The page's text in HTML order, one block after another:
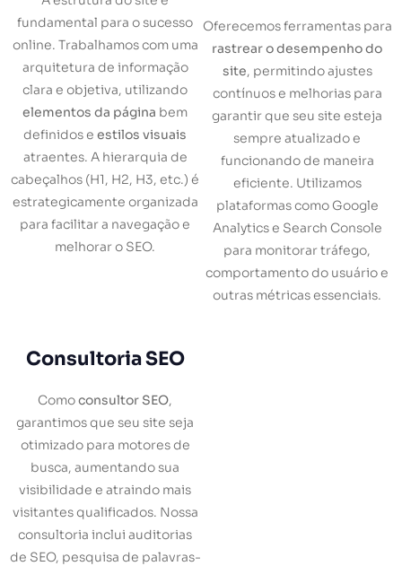
fundamental para o sucesso
online. Trabalhamos com uma
arquitetura de informação
clara e objetiva, utilizando
elementos da página bem
definidos e estilos visuais
atraentes. A hierarquia de
cabeçalhos (H1, H2, H3, etc.) é
estrategicamente organizada
para facilitar a navegação e
melhorar o SEO.
Oferecemos ferramentas para
rastrear o desempenho do
site, permitindo ajustes
contínuos e melhorias para
garantir que seu site esteja
sempre atualizado e
funcionando de maneira
eficiente. Utilizamos
plataformas como Google
Analytics e Search Console
para monitorar tráfego,
comportamento do usuário e
outras métricas essenciais.
Consultoria SEO
Comoconsultor SEO,
garantimos que seu site seja
otimizado para motores de
busca, aumentando sua
visibilidade e atraindo mais
visitantes qualificados. Nossa
consultoria inclui auditorias
de SEO, pesquisa de palavras-